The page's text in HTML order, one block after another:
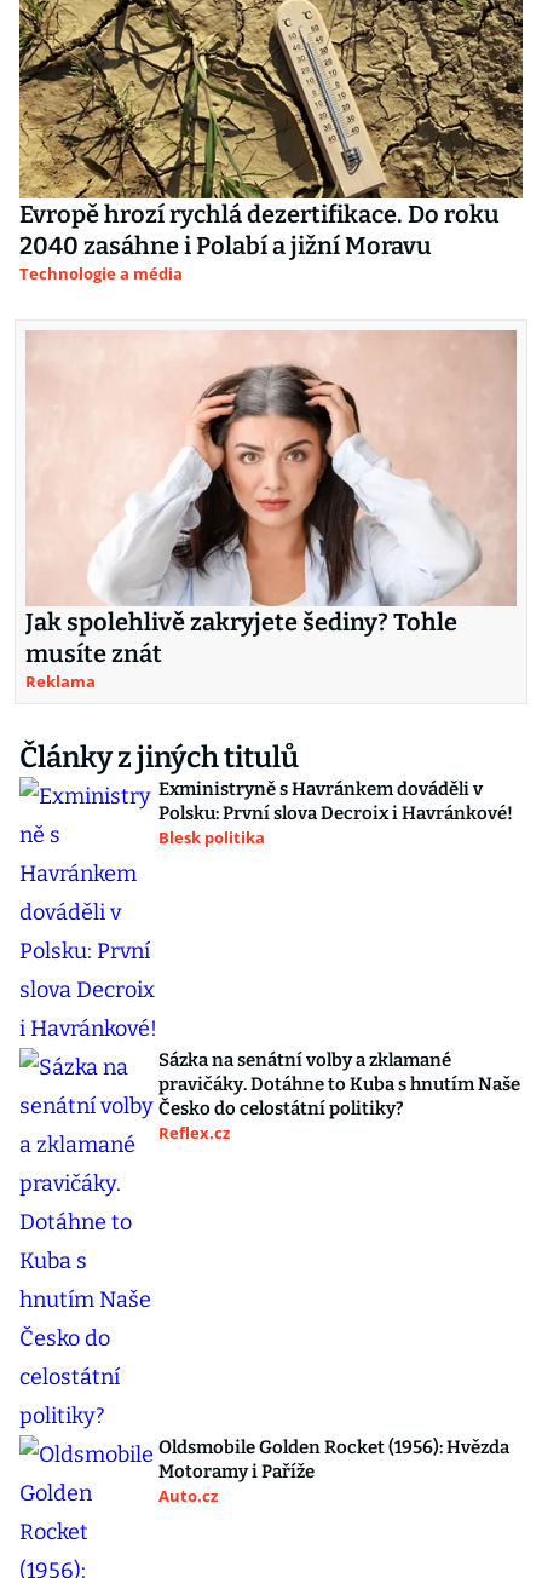
Evropě hrozí rychlá dezertifikace. Do roku
2040 zasáhne i Polabí a jižní Moravu
Technologie a média
Jak spolehlivě zakryjete šediny? Tohle
musíte znát
Reklama
Články z jiných titulů
Exministryně s Havránkem dováděli v
Polsku: První slova Decroix i Havránkové!
Blesk politika
Sázka na senátní volby a zklamané
pravičáky. Dotáhne to Kuba s hnutím Naše
Česko do celostátní politiky?
Reflex.cz
Oldsmobile Golden Rocket (1956): Hvězda
Motoramy i Paříže
Auto.cz